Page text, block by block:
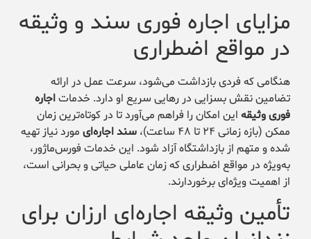
مزایای اجاره فوری سند و وثیقه
در مواقع اضطراری
هنگامی که فردی بازداشت می‌شود، سرعت عمل در ارائه
تضامین نقش بسزایی در رهایی سریع او دارد. خدماتاجاره
فوری وثیقه این امکان را فراهم می‌آورد تا در کوتاه‌ترین زمان
ممکن (بازه زمانی ۲۴ تا ۴۸ ساعت)،
سند اجاره‌ای مورد نیاز تهیه
شده و متهم از بازداشتگاه آزاد شود. این خدمات فورس‌ماژور،
به‌ویژه در مواقع اضطراری که زمان عاملی حیاتی و بحرانی است،
از اهمیت ویژه‌ای برخوردارند.
تأمین وثیقه اجاره‌ای ارزان برای